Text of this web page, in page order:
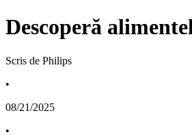
Descoperă
Scris de Philips
•
08/21/2025
•